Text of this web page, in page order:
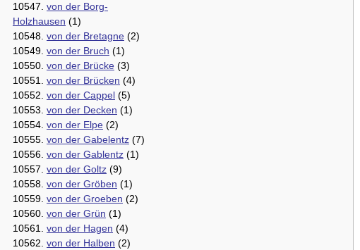
10547. von der Borg-
Holzhausen (1)
10548. von der Bretagne (2)
10549. von der Bruch (1)
10550. von der Brücke (3)
10551. von der Brücken (4)
10552. von der Cappel (5)
10553. von der Decken (1)
10554. von der Elpe (2)
10555. von der Gabelentz (7)
10556. von der Gablentz (1)
10557. von der Goltz (9)
10558. von der Gröben (1)
10559. von der Groeben (2)
10560. von der Grün (1)
10561. von der Hagen (4)
10562. von der Halben (2)